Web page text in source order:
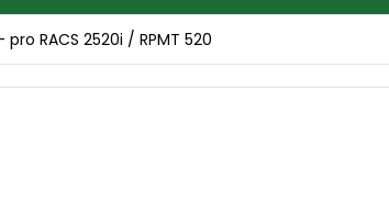
RACS 2520i / RPMT 520